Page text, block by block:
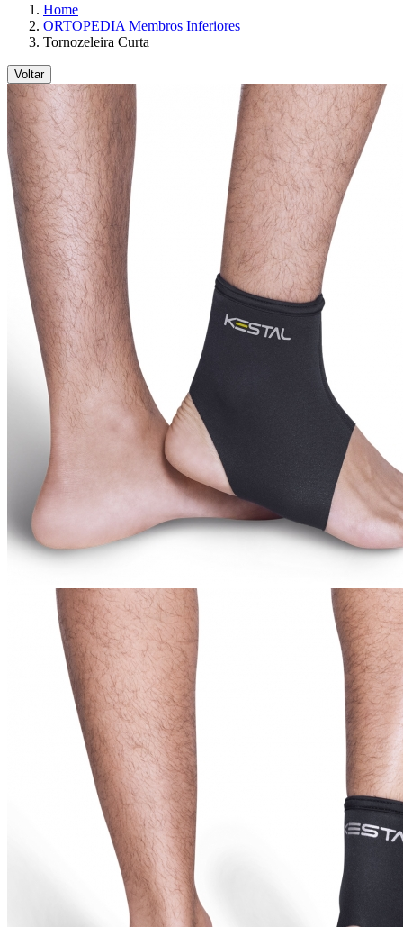
Home
ORTOPEDIA Membros Inferiores
Tornozeleira Curta
Voltar